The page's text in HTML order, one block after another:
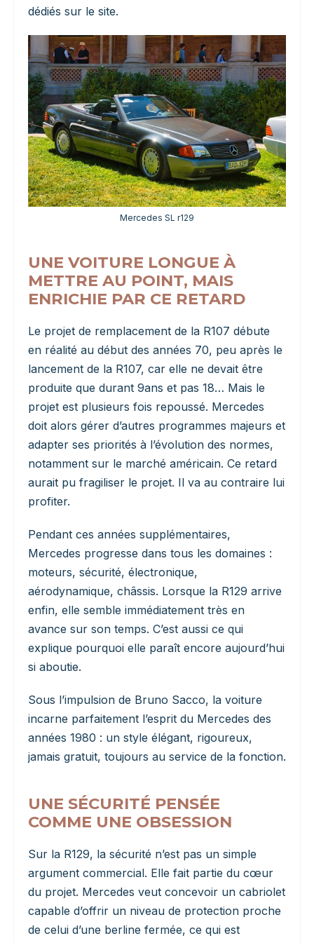
dédiés sur le site.
Mercedes SL r129
UNE VOITURE LONGUE À
METTRE AU POINT, MAIS
ENRICHIE PAR CE RETARD
Le projet de remplacement de la R107 débute
en réalité au début des années 70, peu après le
lancement de la R107, car elle ne devait être
produite que durant 9ans et pas 18… Mais le
projet est plusieurs fois repoussé. Mercedes
doit alors gérer d’autres programmes majeurs et
adapter ses priorités à l’évolution des normes,
notamment sur le marché américain. Ce retard
aurait pu fragiliser le projet. Il va au contraire lui
profiter.
Pendant ces années supplémentaires,
Mercedes progresse dans tous les domaines :
moteurs, sécurité, électronique,
aérodynamique, châssis. Lorsque la R129 arrive
enfin, elle semble immédiatement très en
avance sur son temps. C’est aussi ce qui
explique pourquoi elle paraît encore aujourd’hui
si aboutie.
Sous l’impulsion de Bruno Sacco, la voiture
incarne parfaitement l’esprit du Mercedes des
années 1980 : un style élégant, rigoureux,
jamais gratuit, toujours au service de la fonction.
UNE SÉCURITÉ PENSÉE
COMME UNE OBSESSION
Sur la R129, la sécurité n’est pas un simple
argument commercial. Elle fait partie du cœur
du projet. Mercedes veut concevoir un cabriolet
capable d’offrir un niveau de protection proche
de celui d’une berline fermée, ce qui est